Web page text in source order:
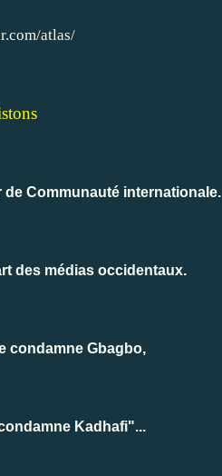
atlas/
de Communauté internationale.
des médias occidentaux.
condamne Gbagbo,
Kadhafi"...